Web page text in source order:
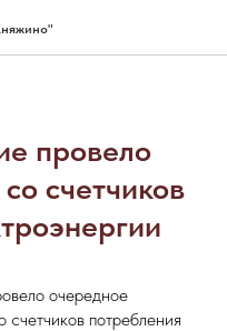
провело
счетчиков
очередное
потребления